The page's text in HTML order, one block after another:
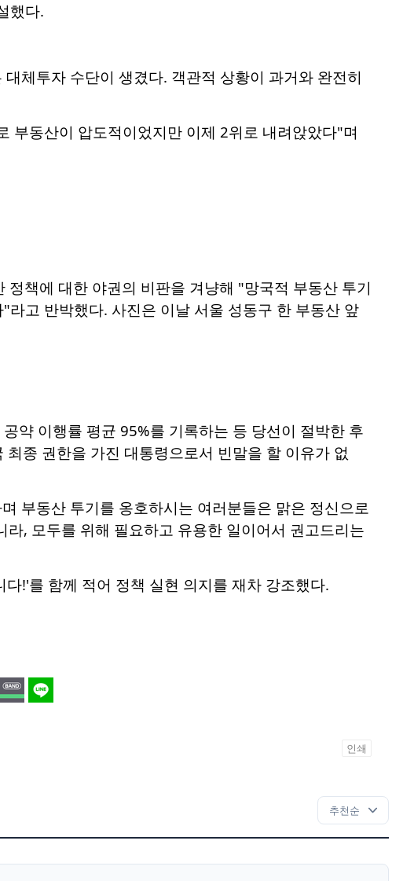
했다.
체투자 수단이 생겼다. 객관적 상황이 과거와 완전히
부동산이 압도적이었지만 이제 2위로 내려앉았다"며
책에 대한 야권의 비판을 겨냥해 "망국적 부동산 투기
고 반박했다. 사진은 이날 서울 성동구 한 부동산 앞
약 이행률 평균 95%를 기록하는 등 당선이 절박한 후
종 권한을 가진 대통령으로서 빈말을 할 이유가 없
부동산 투기를 옹호하시는 여러분들은 맑은 정신으로
, 모두를 위해 필요하고 유용한 일이어서 권고드리는
!'를 함께 적어 정책 실현 의지를 재차 강조했다.
인쇄